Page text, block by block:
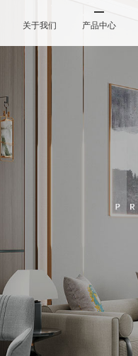
关于我们 产品中心